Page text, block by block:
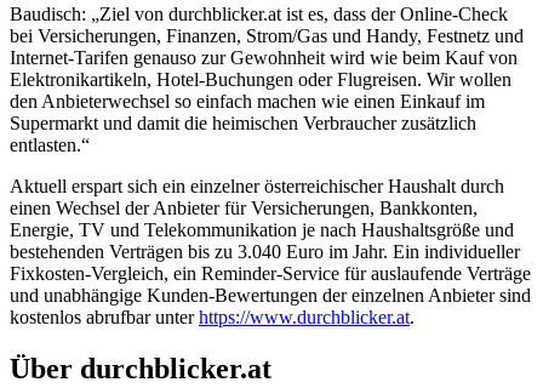
Baudisch: „Ziel von durchblicker.at ist es, dass der Online-Check
bei Versicherungen, Finanzen, Strom/Gas und Handy, Festnetz und
Internet-Tarifen genauso zur Gewohnheit wird wie beim Kauf von
Elektronikartikeln, Hotel-Buchungen oder Flugreisen. Wir wollen
den Anbieterwechsel so einfach machen wie einen Einkauf im
Supermarkt und damit die heimischen Verbraucher zusätzlich
entlasten.“
Aktuell erspart sich ein einzelner österreichischer Haushalt durch
einen Wechsel der Anbieter für Versicherungen, Bankkonten,
Energie, TV und Telekommunikation je nach Haushaltsgröße und
bestehenden Verträgen bis zu 3.040 Euro im Jahr. Ein individueller
Fixkosten-Vergleich, ein Reminder-Service für auslaufende Verträge
und unabhängige Kunden-Bewertungen der einzelnen Anbieter sind
kostenlos abrufbar unterhttps://www.durchblicker.at.
Über durchblicker.at